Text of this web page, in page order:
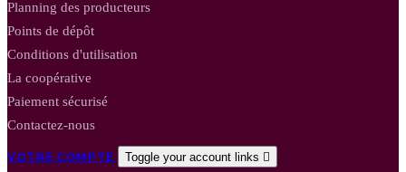
Planning des producteurs
Points de dépôt
Conditions d'utilisation
La coopérative
Paiement sécurisé
Contactez-nous
VOTRE COMPTE Toggle your account links 